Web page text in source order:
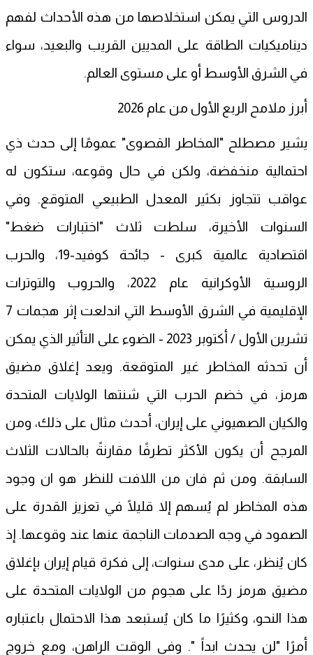
الدروس التي يمكن استخلاصها من هذه الأحداث لفهم
ديناميكيات الطاقة على المديين القريب والبعيد، سواء
في الشرق الأوسط أو على مستوى العالم.
أبرز ملامح الربع الأول من عام 2026
يشير مصطلح "المخاطر القصوى" عمومًا إلى حدث ذي
احتمالية منخفضة، ولكن في حال وقوعه، ستكون له
عواقب تتجاوز بكثير المعدل الطبيعي المتوقع. وفي
السنوات الأخيرة، سلطت ثلاث "اختبارات ضغط"
اقتصادية عالمية كبرى - جائحة كوفيد-19، والحرب
الروسية الأوكرانية عام 2022، والحروب والتوترات
الإقليمية في الشرق الأوسط التي اندلعت إثر هجمات 7
تشرين الأول / أكتوبر 2023 - الضوء على التأثير الذي يمكن
أن تحدثه المخاطر غير المتوقعة. ويعد إغلاق مضيق
هرمز، في خضم الحرب التي شنتها الولايات المتحدة
والكيان الصهيوني على إيران، أحدث مثال على ذلك، ومن
المرجح أن يكون الأكثر تطرفًا مقارنةً بالحالات الثلاث
السابقة. ومن ثم فان من اللافت للنظر هو ان وجود
هذه المخاطر لم يُسهم إلا قليلًا في تعزيز القدرة على
الصمود في وجه الصدمات الناجمة عنها عند وقوعها. إذ
كان يُنظر، على مدى سنوات، إلى فكرة قيام إيران بإغلاق
مضيق هرمز ردًا على هجوم من الولايات المتحدة على
هذا النحو، وكثيرًا ما كان يُستبعد هذا الاحتمال باعتباره
أمرًا "لن يحدث ابداً ". وفي الوقت الراهن، ومع خروج